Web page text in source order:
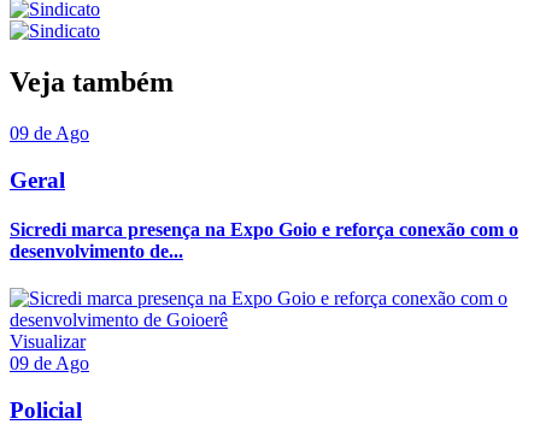
Veja também
09 de Ago
Geral
Sicredi marca presença na Expo Goio e reforça conexão com o
desenvolvimento de...
Visualizar
09 de Ago
Policial